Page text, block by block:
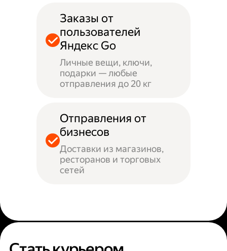
Заказы от
пользователей
Яндекс Go
Личные вещи, ключи,
подарки — любые
отправления до 20 кг
Отправления от
бизнесов
Доставки из магазинов,
ресторанов и торговых
сетей